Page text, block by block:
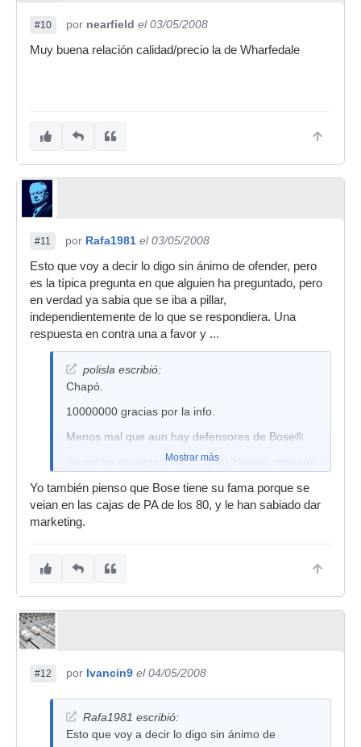
#10 por nearfield el 03/05/2008
Muy buena relación calidad/precio la de Wharfedale
#11 por Rafa1981 el 03/05/2008
Esto que voy a decir lo digo sin ánimo de ofender, pero
es la típica pregunta en que alguien ha preguntado, pero
en verdad ya sabia que se iba a pillar,
independientemente de lo que se respondiera. Una
respuesta en contra una a favor y ...
polisla escribió:
Chapó.
10000000 gracias por la info.
Menos mal que aun hay defensores de Bose®
Ya me he encargado las 301 en Huelva, mañana
Mostrar más
Yo también pienso que Bose tiene su fama porque se
veian en las cajas de PA de los 80, y le han sabiado dar
marketing.
#12 por Ivancin9 el 04/05/2008
Rafa1981 escribió:
Esto que voy a decir lo digo sin ánimo de